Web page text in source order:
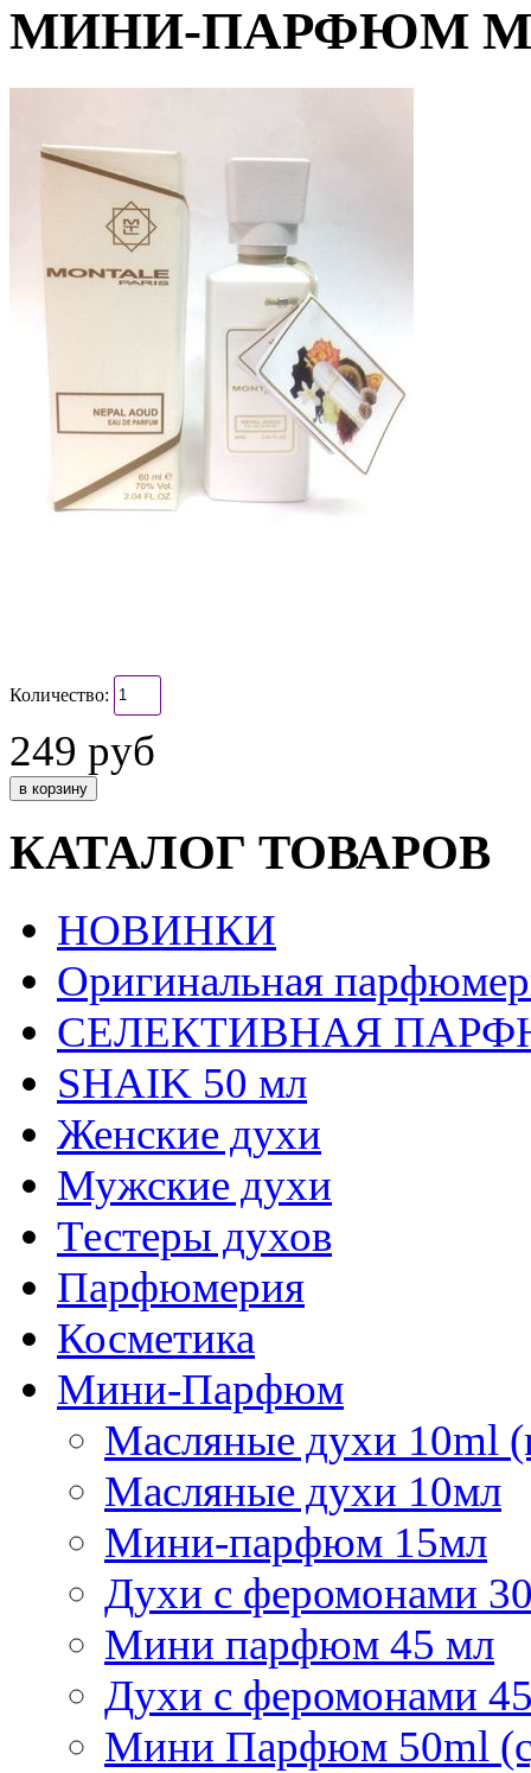
МИНИ-ПАРФЮМ
Количество:
249 руб
КАТАЛОГ ТОВАРОВ
НОВИНКИ
Оригинальная
СЕЛЕКТИВНАЯ
SHAIK 50 мл
Женские духи
Мужские духи
Тестеры духов
Парфюмерия
Косметика
Мини-Парфюм
Масляные духи 10ml
Масляные духи 10мл
Мини-парфюм 15мл
Духи с феромонами
Мини парфюм 45 мл
Духи с феромонами
Мини Парфюм 50ml